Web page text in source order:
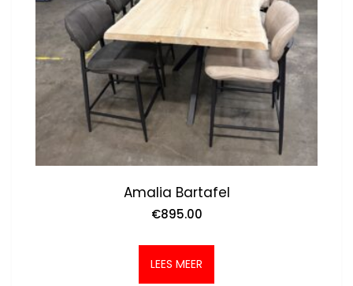
Amalia Bartafel
€895.00
LEES MEER